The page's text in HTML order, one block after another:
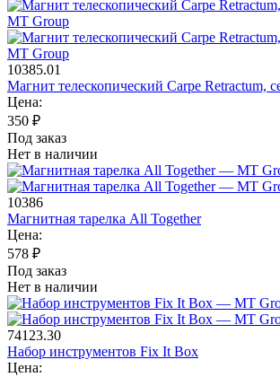
10385.01
Магнит телескопический Carpe Retractum,
Цена:
350 ₽
Под заказ
Нет в наличии
10386
Магнитная тарелка All Together
Цена:
578 ₽
Под заказ
Нет в наличии
74123.30
Набор инструментов Fix It Box
Цена: